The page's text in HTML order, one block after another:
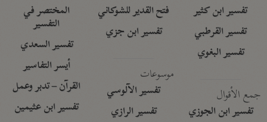
تفسير ابن كثير
تفسير القرطبي
تفسير البغوي
جمع الأقوال
تفسير ابن الجوزي
فتح القدير للشوكاني
تفسير ابن جزي
موسوعات
تفسير الآلوسي
تفسير الرازي
المختصر في
التفسير
تفسير السعدي
أيسر التفاسير
القرآن – تدبر وعمل
تفسير ابن عثيمين